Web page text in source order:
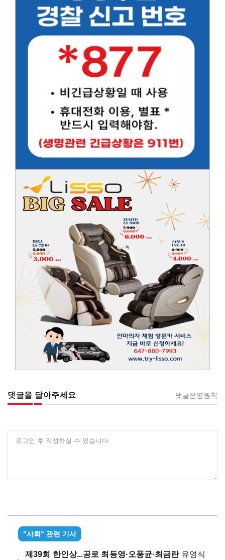
댓글을 달아주세요 댓글운영원칙
로그인 후 작성하실 수 있습니다
"사회" 관련 기사
제39회 한인상...공로 최등영·오풍균·최금란유영식